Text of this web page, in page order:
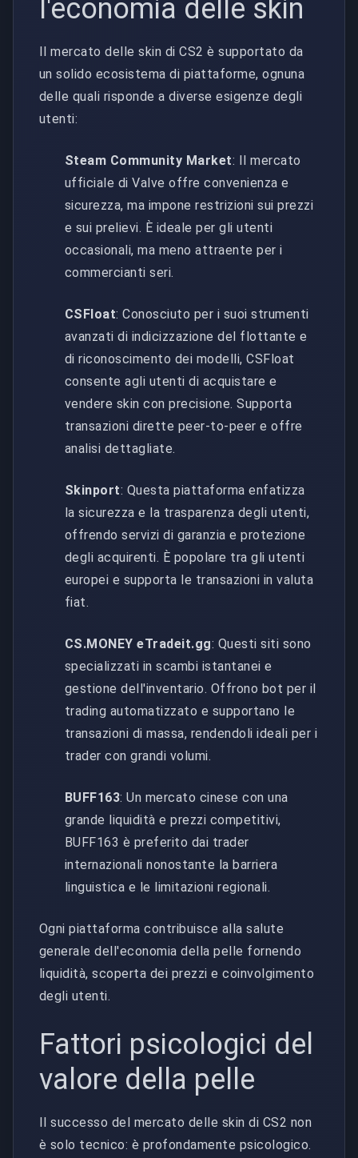
l'economia delle skin
Il mercato delle skin di CS2 è supportato da
un solido ecosistema di piattaforme, ognuna
delle quali risponde a diverse esigenze degli
utenti:
Steam Community Market: Il mercato
ufficiale di Valve offre convenienza e
sicurezza, ma impone restrizioni sui prezzi
e sui prelievi. È ideale per gli utenti
occasionali, ma meno attraente per i
commercianti seri.
CSFloat: Conosciuto per i suoi strumenti
avanzati di indicizzazione del flottante e
di riconoscimento dei modelli, CSFloat
consente agli utenti di acquistare e
vendere skin con precisione. Supporta
transazioni dirette peer-to-peer e offre
analisi dettagliate.
Skinport: Questa piattaforma enfatizza
la sicurezza e la trasparenza degli utenti,
offrendo servizi di garanzia e protezione
degli acquirenti. È popolare tra gli utenti
europei e supporta le transazioni in valuta
fiat.
CS.MONEY eTradeit.gg: Questi siti sono
specializzati in scambi istantanei e
gestione dell'inventario. Offrono bot per il
trading automatizzato e supportano le
transazioni di massa, rendendoli ideali per i
trader con grandi volumi.
BUFF163: Un mercato cinese con una
grande liquidità e prezzi competitivi,
BUFF163 è preferito dai trader
internazionali nonostante la barriera
linguistica e le limitazioni regionali.
Ogni piattaforma contribuisce alla salute
generale dell'economia della pelle fornendo
liquidità, scoperta dei prezzi e coinvolgimento
degli utenti.
Fattori psicologici del
valore della pelle
Il successo del mercato delle skin di CS2 non
è solo tecnico: è profondamente psicologico.